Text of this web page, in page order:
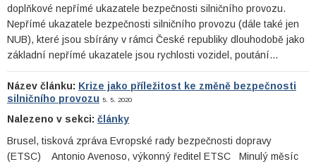
doplňkové nepřímé ukazatele bezpečnosti silničního provozu.
Nepřímé ukazatele bezpečnosti silničního provozu (dále také jen
NUB), které jsou sbírány v rámci České republiky dlouhodobě jako
základní nepřímé ukazatele jsou rychlosti vozidel, poutání…
Název článku: Krize jako příležitost ke změně bezpečnosti
silničního provozu 5. 5. 2020
Nalezeno v sekci: články
Brusel, tisková zpráva Evropské rady bezpečnosti dopravy
(ETSC) Antonio Avenoso, výkonný ředitel ETSC Minulý měsíc